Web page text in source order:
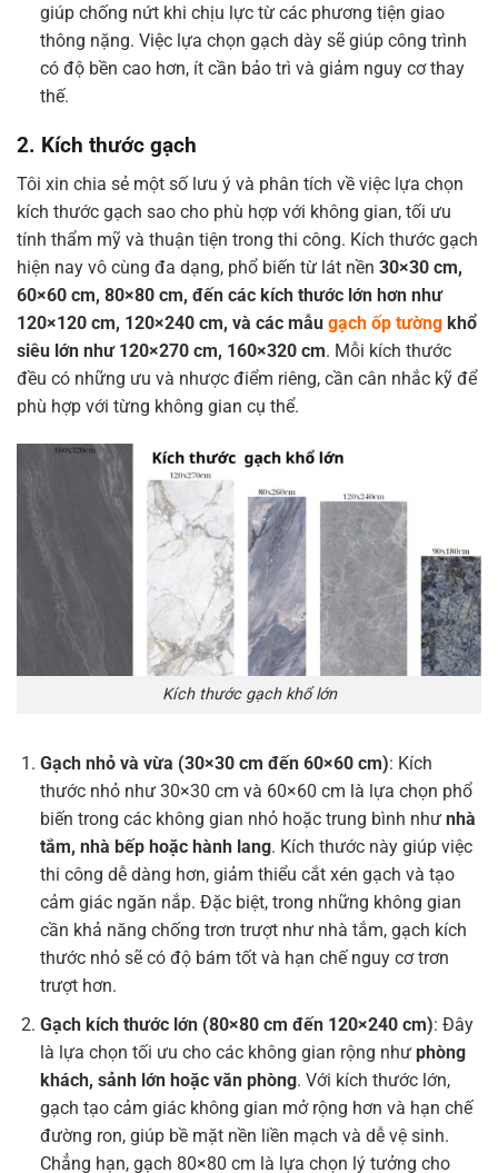
giúp chống nứt khi chịu lực từ các phương tiện giao
thông nặng. Việc lựa chọn gạch dày sẽ giúp công trình
có độ bền cao hơn, ít cần bảo trì và giảm nguy cơ thay
thế.
2. Kích thước gạch
Tôi xin chia sẻ một số lưu ý và phân tích về việc lựa chọn
kích thước gạch sao cho phù hợp với không gian, tối ưu
tính thẩm mỹ và thuận tiện trong thi công. Kích thước gạch
hiện nay vô cùng đa dạng, phổ biến từ lát nền 30×30 cm,
60×60 cm, 80×80 cm, đến các kích thước lớn hơn như
120×120 cm, 120×240 cm, và các mẫu gạch ốp tường khổ
siêu lớn như 120×270 cm, 160×320 cm. Mỗi kích thước
đều có những ưu và nhược điểm riêng, cần cân nhắc kỹ để
phù hợp với từng không gian cụ thể.
Kích thước gạch khổ lớn
Gạch nhỏ và vừa (30×30 cm đến 60×60 cm): Kích
thước nhỏ như 30×30 cm và 60×60 cm là lựa chọn phổ
biến trong các không gian nhỏ hoặc trung bình như nhà
tắm, nhà bếp hoặc hành lang. Kích thước này giúp việc
thi công dễ dàng hơn, giảm thiểu cắt xén gạch và tạo
cảm giác ngăn nắp. Đặc biệt, trong những không gian
cần khả năng chống trơn trượt như nhà tắm, gạch kích
thước nhỏ sẽ có độ bám tốt và hạn chế nguy cơ trơn
trượt hơn.
Gạch kích thước lớn (80×80 cm đến 120×240 cm): Đây
là lựa chọn tối ưu cho các không gian rộng như phòng
khách, sảnh lớn hoặc văn phòng. Với kích thước lớn,
gạch tạo cảm giác không gian mở rộng hơn và hạn chế
đường ron, giúp bề mặt nền liền mạch và dễ vệ sinh.
Chẳng hạn, gạch 80×80 cm là lựa chọn lý tưởng cho